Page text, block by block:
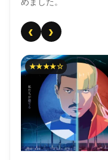
めました。
‹ ›
★★★★☆